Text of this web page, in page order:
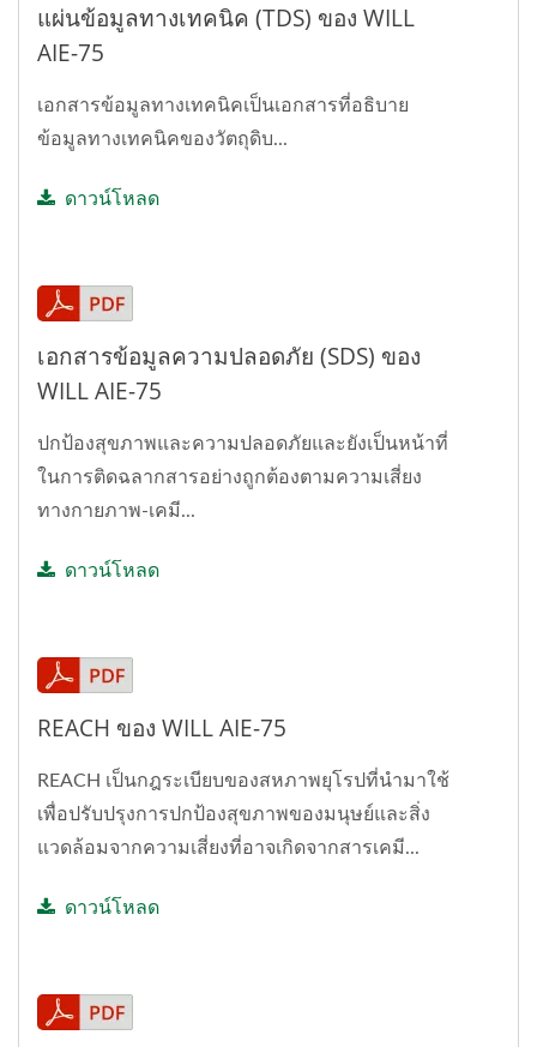
แผ่นข้อมูลทางเทคนิค (TDS) ของ WILL
AIE-75
เอกสารข้อมูลทางเทคนิคเป็นเอกสารที่อธิบาย
ข้อมูลทางเทคนิคของวัตถุดิบ...
ดาวน์โหลด
เอกสารข้อมูลความปลอดภัย (SDS) ของ
WILL AIE-75
ปกป้องสุขภาพและความปลอดภัยและยังเป็นหน้าที่
ในการติดฉลากสารอย่างถูกต้องตามความเสี่ยง
ทางกายภาพ-เคมี...
ดาวน์โหลด
REACH ของ WILL AIE-75
REACH เป็นกฎระเบียบของสหภาพยุโรปที่นำมาใช้
เพื่อปรับปรุงการปกป้องสุขภาพของมนุษย์และสิ่ง
แวดล้อมจากความเสี่ยงที่อาจเกิดจากสารเคมี...
ดาวน์โหลด